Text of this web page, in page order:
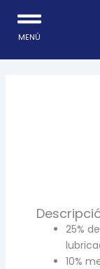
contenido
MENÚ
25%
10%